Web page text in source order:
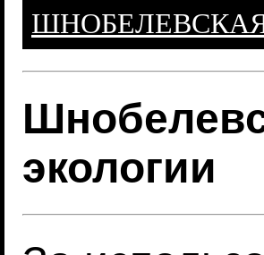
экологии